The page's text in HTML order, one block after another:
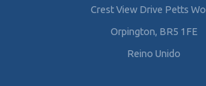
Crest View Drive Petts
Orpington, BR5 1FE
Reino Unido